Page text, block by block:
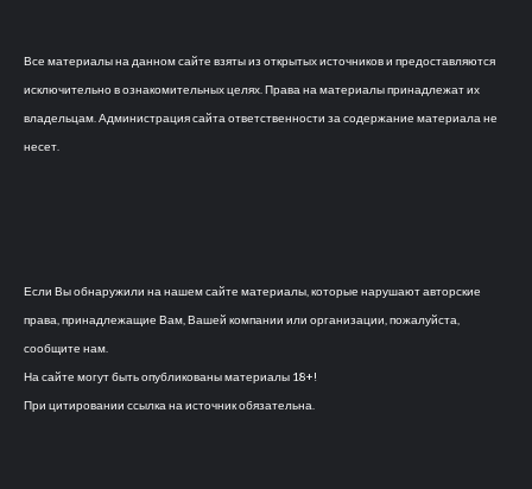
Все материалы на данном сайте взяты из открытых источников и предоставляются
исключительно в ознакомительных целях. Права на материалы принадлежат их
владельцам. Администрация сайта ответственности за содержание материала не
несет.
Если Вы обнаружили на нашем сайте материалы, которые нарушают авторские
права, принадлежащие Вам, Вашей компании или организации, пожалуйста,
сообщите нам.
На сайте могут быть опубликованы материалы 18+!
При цитировании ссылка на источник обязательна.